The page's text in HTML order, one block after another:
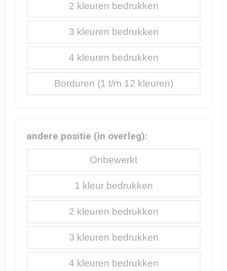
2
3
4
Borduren
andere positie (in overleg):
Onbewerkt
1
2
3
4